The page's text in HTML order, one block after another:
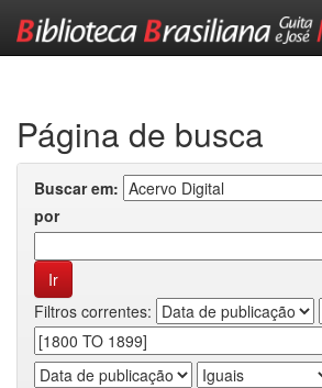
Página de busca
Buscar em:
por
Filtros correntes: